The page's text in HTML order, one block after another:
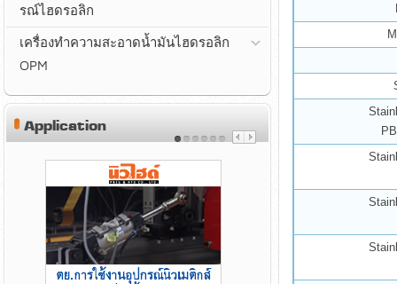
รณ์ไฮดรอลิก
เครื่องทำความสะอาดน้ำมันไฮดรอลิก
OPM
Application